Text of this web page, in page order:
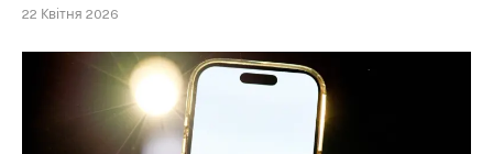
22 Квітня 2026